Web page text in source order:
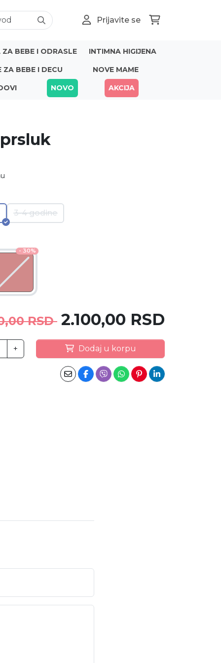
Prijavite se
BEBE I ODRASLE INTIMNA HIGIJENA
ZA BEBE I DECU NOVE MAME
NOVO AKCIJA
3-4 godine
- 30%
RSD 2.100,00 RSD
+ Dodaj u korpu